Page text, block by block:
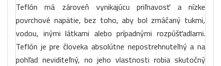
Teflón má zároveň vynikajúcu priľnavosť a nízke
povrchové napätie, bez toho, aby bol zmáčaný tukmi,
vodou, inými látkami alebo prípadnými rozpúšťadlami.
Teflón je pre človeka absolútne nepostrehnuteľný a na
pohľad neviditeľný, no jeho vlastnosti robia skutočný